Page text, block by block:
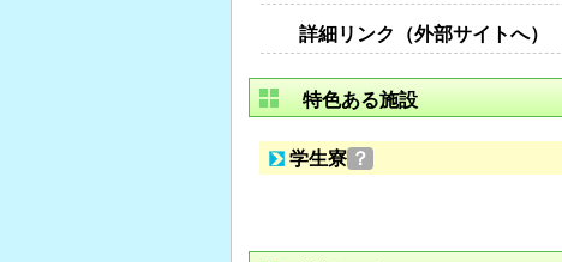
詳細リンク（外部サイトへ）
特色ある施設
学生寮 ？